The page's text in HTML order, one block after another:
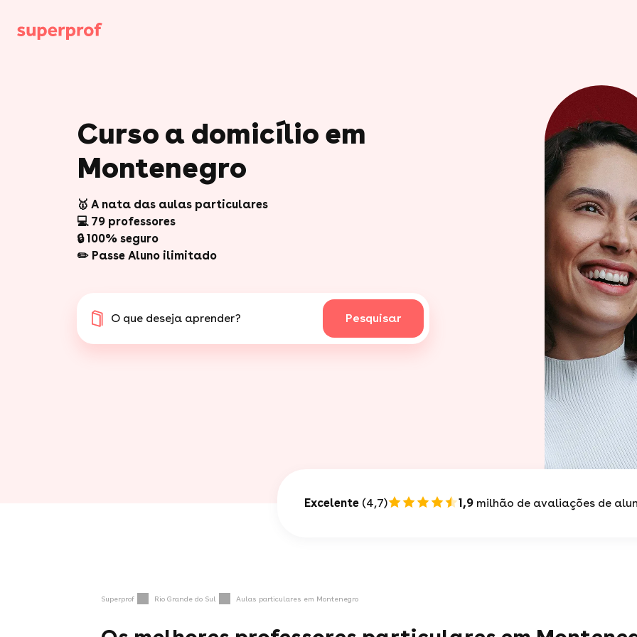
Curso a domicílio em
Montenegro
🥇 A nata das aulas particulares
💻 79 professores
🔒 100% seguro
✏️ Passe Aluno ilimitado
O que deseja aprender? Pesquisar
Excelente (4,7) 1,9 milhão de avaliações de
Superprof Rio Grande do Sul Aulas particulares em Montenegro